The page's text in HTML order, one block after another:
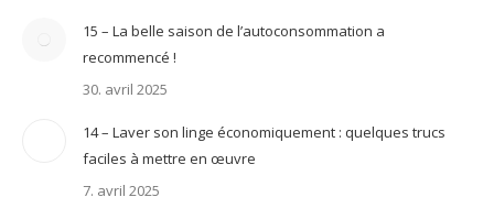
15 – La belle saison de l’autoconsommation a
recommencé !
30. avril 2025
14 – Laver son linge économiquement : quelques trucs
faciles à mettre en œuvre
7. avril 2025